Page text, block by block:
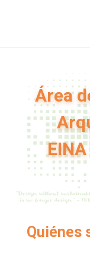
Área
Quiénes